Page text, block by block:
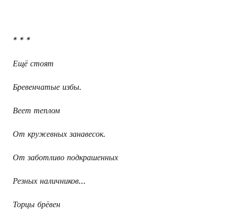
* * *
Ещё стоят
Бревенчатые избы.
Веет теплом
От кружевных занавесок.
От заботливо подкрашенных
Резных наличников…
Торцы брёвен